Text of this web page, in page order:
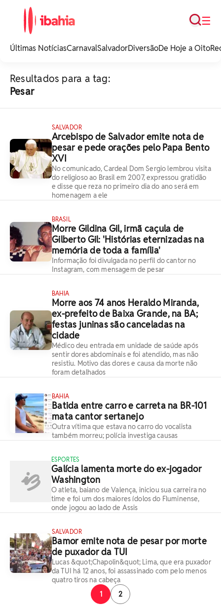
noticias e
☰
Busca
Últimas NotíciasCarnavalSalvadorDiversãoDe Hoje a Oito
Resultados para a tag:
Pesar
SALVADOR
Arcebispo de Salvador emite nota de
pesar e pede orações pelo Papa Bento
XVI
No comunicado, Cardeal Dom Sergio lembrou visita
do religioso ao Brasil em 2007, expressou gratidão
e disse que reza no primeiro dia do ano será em
homenagem a ele
BRASIL
Morre Gildina Gil, irmã caçula de
Gilberto Gil: 'Histórias eternizadas na
memória de toda a família'
Informação foi divulgada no perfil do cantor no
Instagram, com mensagem de pesar
BAHIA
Morre aos 74 anos Heraldo Miranda,
ex-prefeito de Baixa Grande, na BA;
festas juninas são canceladas na
cidade
Médico deu entrada em unidade de saúde após
sentir dores abdominais e foi atendido, mas não
resistiu. Motivo das dores e causa da morte não
foram detalhados
BAHIA
Batida entre carro e carreta na BR-101
mata cantor sertanejo
Outra vítima que estava no carro do vocalista
também morreu; polícia investiga causas
ESPORTES
Galícia lamenta morte do ex-jogador
Washington
O atleta, baiano de Valença, iniciou sua carreira no
time e foi um dos maiores ídolos do Fluminense,
onde jogou ao lado de Assis
SALVADOR
Bamor emite nota de pesar por morte
de puxador da TUI
Lucas &quot;Chapolin&quot; Lima, que era puxador
da TUI há 12 anos, foi assassinado com pelo menos
quatro tiros na cabeça
1
2